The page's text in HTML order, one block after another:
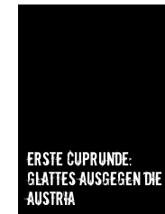
Erste Cuprunde:
Glattes Ausgegen die
Austria